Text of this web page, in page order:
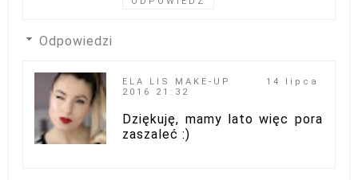
Odpowiedzi
ELA LIS MAKE-UP
14 lipca
2016 21:32
Dziękuję, mamy lato więc pora
zaszaleć :)